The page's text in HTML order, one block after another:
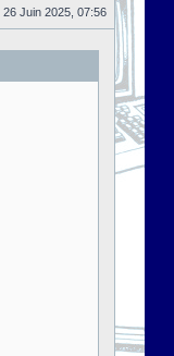
26 Juin 2025, 07:56